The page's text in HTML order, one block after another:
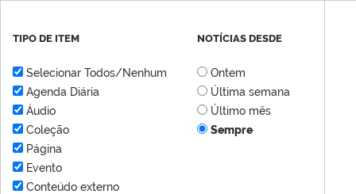
TIPO DE ITEM
Selecionar Todos/Nenhum
Agenda Diária
Áudio
Coleção
Página
Evento
Conteúdo externo
NOTÍCIAS DESDE
Ontem
Última semana
Último mês
Sempre